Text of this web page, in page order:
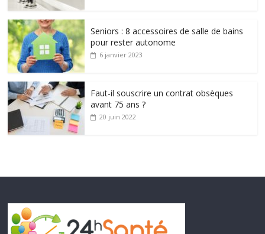
Seniors : 8 accessoires de salle de bains
pour rester autonome
6 janvier 2023
Faut-il souscrire un contrat obsèques
avant 75 ans ?
20 juin 2022